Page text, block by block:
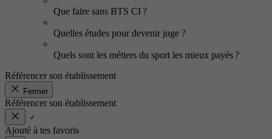
Que faire sans BTS CI ?
Quelles études pour devenir juge ?
Quels sont les métiers du sport les mieux payés ?
Référencer son établissement
Fermer
Référencer son établissement
Ajouté à tes favoris